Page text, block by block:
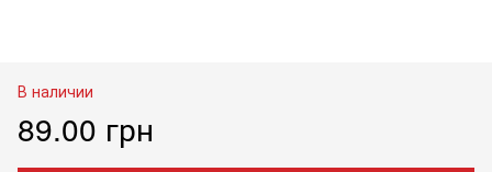
В наличии
89.00 грн